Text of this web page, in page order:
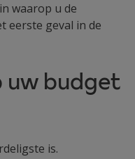
waarop u de
eerste geval in de
uw budget
is.